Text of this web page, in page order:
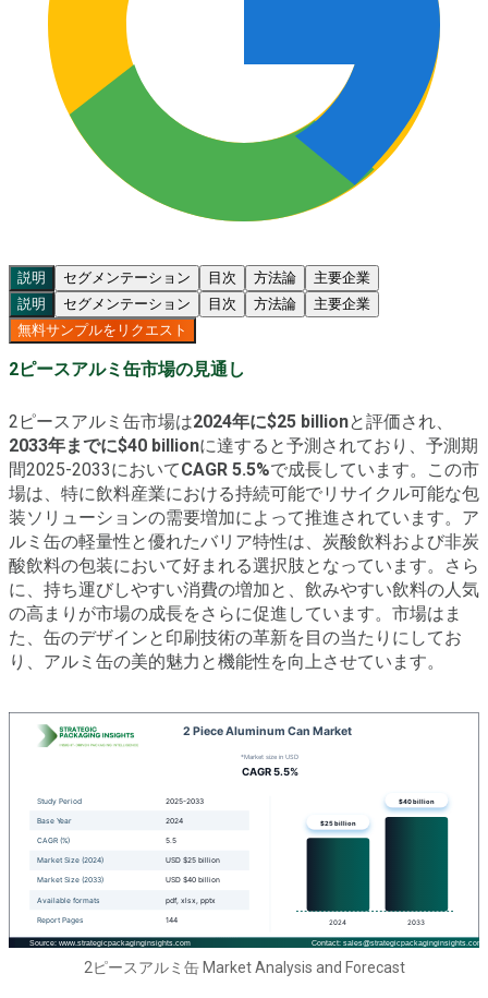
説明 セグメンテーション 目次 方法論
主要企業
説明
セグメンテーション 目次 方法論
主要企業
無料サンプルをリクエスト
2ピースアルミ缶市場の見通し
2ピースアルミ缶市場は2024年に$25 billionと評価され、
2033年までに$40 billionに達すると予測されており、予測期
間2025-2033においてCAGR 5.5%で成長しています。この市
場は、特に飲料産業における持続可能でリサイクル可能な包
装ソリューションの需要増加によって推進されています。ア
ルミ缶の軽量性と優れたバリア特性は、炭酸飲料および非炭
酸飲料の包装において好まれる選択肢となっています。さら
に、持ち運びしやすい消費の増加と、飲みやすい飲料の人気
の高まりが市場の成長をさらに促進しています。市場はま
た、缶のデザインと印刷技術の革新を目の当たりにしてお
り、アルミ缶の美的魅力と機能性を向上させています。
2ピースアルミ缶 Market Analysis and Forecast